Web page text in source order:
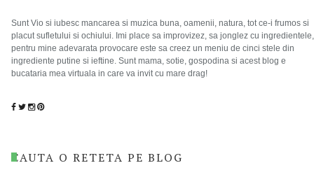
Sunt Vio si iubesc mancarea si muzica buna, oamenii, natura, tot ce-i frumos si
placut sufletului si ochiului. Imi place sa improvizez, sa jonglez cu ingredientele,
pentru mine adevarata provocare este sa creez un meniu de cinci stele din
ingrediente putine si ieftine. Sunt mama, sotie, gospodina si acest blog e
bucataria mea virtuala in care va invit cu mare drag!
CAUTA O RETETA PE BLOG